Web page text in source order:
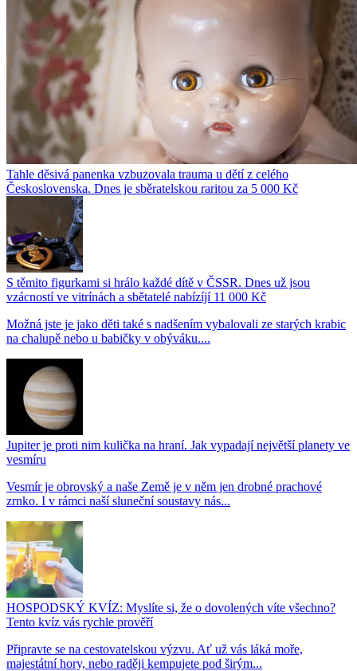
Tahle děsivá panenka vzbuzovala trauma u dětí z celého
Československa. Dnes je sběratelskou raritou za 5 000 Kč
S těmito figurkami si hrálo každé dítě v ČSSR. Dnes už jsou
vzácností ve vitrínách a sbětatelé nabízíjí 11 000 Kč
Možná jste je jako děti také s nadšením vybalovali ze starých krabic
na chalupě nebo u babičky v obýváku....
Jupiter je proti nim kulička na hraní. Jak vypadají největší planety ve
vesmíru
Vesmír je obrovský a naše Země je v něm jen drobné prachové
zrnko. I v rámci naší sluneční soustavy nás...
HOSPODSKÝ KVÍZ: Myslíte si, že o dovolených víte všechno?
Tento kvíz vás rychle prověří
Připravte se na cestovatelskou výzvu. Ať už vás láká moře,
majestátní hory, nebo raději kempujete pod širým...